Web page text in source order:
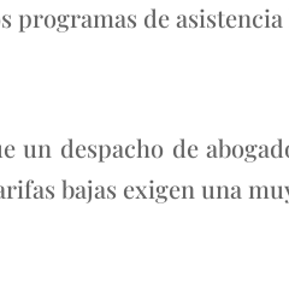
programas de
un despacho de
bajas exigen una